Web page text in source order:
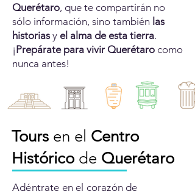
Querétaro, que te compartirán no
sólo información, sino también las
historiasy el alma de esta tierra.
¡Prepárate para vivir Querétaro como
nunca antes!
Tours en el Centro
Histórico de Querétaro
Adéntrate en el corazón de